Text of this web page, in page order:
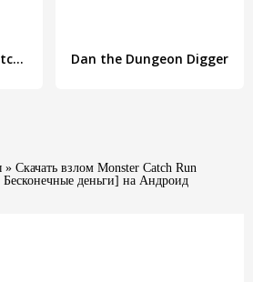
Monster Mix and Match ASMR Dan the Dungeon Digger
» Скачать взлом Monster Catch Run
деньги] на Андроид